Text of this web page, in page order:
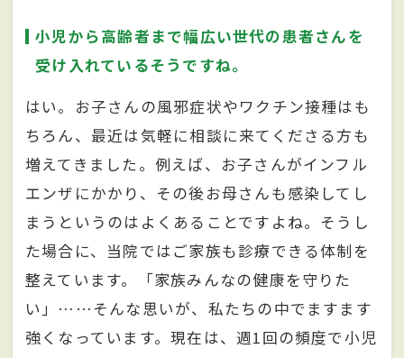
小児から高齢者まで幅広い世代の患者さんを
受け入れているそうですね。
はい。お子さんの風邪症状やワクチン接種はも
ちろん、最近は気軽に相談に来てくださる方も
増えてきました。例えば、お子さんがインフル
エンザにかかり、その後お母さんも感染してし
まうというのはよくあることですよね。そうし
た場合に、当院ではご家族も診療できる体制を
整えています。「家族みんなの健康を守りた
い」……そんな思いが、私たちの中でますます
強くなっています。現在は、週1回の頻度で小児